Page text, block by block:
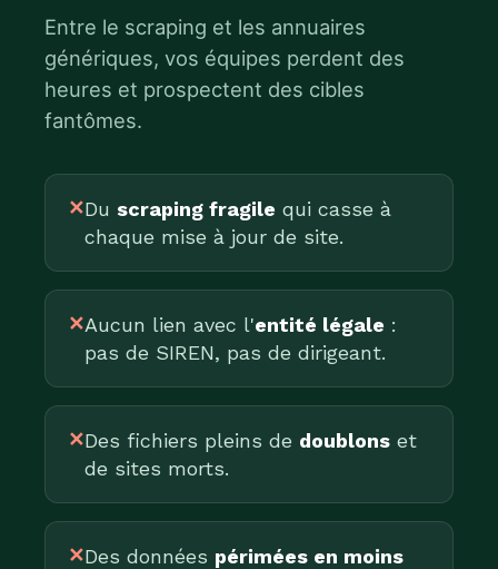
Entre le scraping et les annuaires
génériques, vos équipes perdent des
heures et prospectent des cibles
fantômes.
✕Du scraping fragile qui casse à
chaque mise à jour de site.
✕Aucun lien avec l'entité légale :
pas de SIREN, pas de dirigeant.
✕Des fichiers pleins de doublons et
de sites morts.
✕Des données périmées en moins